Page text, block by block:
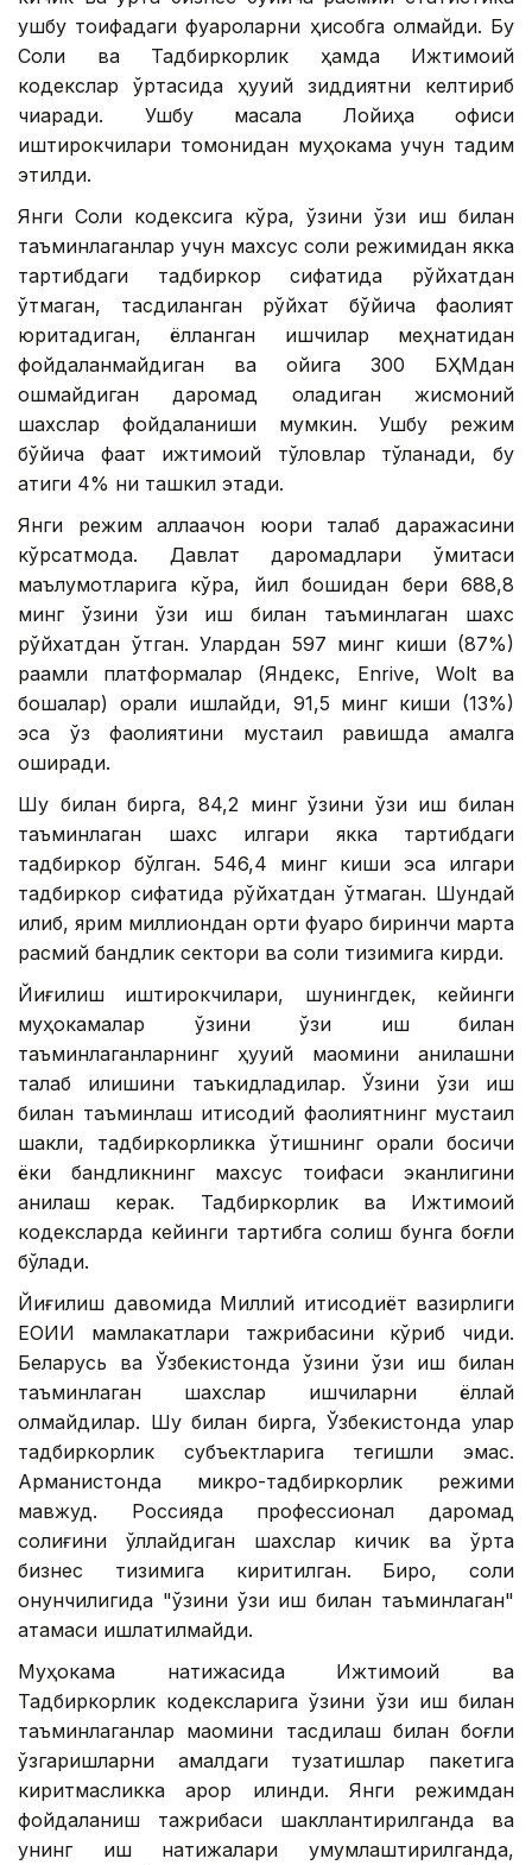
ушбу тоифадаги фуқароларни ҳисобга олмайди. Бу
Солиқ ва Тадбиркорлик ҳамда Ижтимоий
кодекслар ўртасида ҳуқуқий зиддиятни келтириб
чиқаради. Ушбу масала Лойиҳа офиси
иштирокчилари томонидан муҳокама учун тақдим
этилди.
Янги Солиқ кодексига кўра, ўзини ўзи иш билан
таъминлаганлар учун махсус солиқ режимидан якка
тартибдаги тадбиркор сифатида рўйхатдан
ўтмаган, тасдиқланган рўйхат бўйича фаолият
юритадиган, ёлланган ишчилар меҳнатидан
фойдаланмайдиган ва ойига 300 БҲМдан
ошмайдиган даромад оладиган жисмоний
шахслар фойдаланиши мумкин. Ушбу режим
бўйича фақат ижтимоий тўловлар тўланади, бу
атиги 4% ни ташкил этади.
Янги режим аллақачон юқори талаб даражасини
кўрсатмоқда. Давлат даромадлари қўмитаси
маълумотларига кўра, йил бошидан бери 688,8
минг ўзини ўзи иш билан таъминлаган шахс
рўйхатдан ўтган. Улардан 597 минг киши (87%)
рақамли платформалар (Яндекс, Enrive, Wolt ва
бошқалар) орқали ишлайди, 91,5 минг киши (13%)
эса ўз фаолиятини мустақил равишда амалга
оширади.
Шу билан бирга, 84,2 минг ўзини ўзи иш билан
таъминлаган шахс илгари якка тартибдаги
тадбиркор бўлган. 546,4 минг киши эса илгари
тадбиркор сифатида рўйхатдан ўтмаган. Шундай
қилиб, ярим миллиондан ортиқ фуқаро биринчи марта
расмий бандлик сектори ва солиқ тизимига кирди.
Йиғилиш иштирокчилари, шунингдек, кейинги
муҳокамалар ўзини ўзи иш билан
таъминлаганларнинг ҳуқуқий мақомини аниқлашни
талаб қилишини таъкидладилар. Ўзини ўзи иш
билан таъминлаш иқтисодий фаолиятнинг мустақил
шакли, тадбиркорликка ўтишнинг оралиқ босқичи
ёки бандликнинг махсус тоифаси эканлигини
аниқлаш керак. Тадбиркорлик ва Ижтимоий
кодексларда кейинги тартибга солиш бунга боғлиқ
бўлади.
Йиғилиш давомида Миллий иқтисодиёт вазирлиги
ЕОИИ мамлакатлари тажрибасини кўриб чиқди.
Беларусь ва Ўзбекистонда ўзини ўзи иш билан
таъминлаган шахслар ишчиларни ёллай
олмайдилар. Шу билан бирга, Ўзбекистонда улар
тадбиркорлик субъектларига тегишли эмас.
Арманистонда микро-тадбиркорлик режими
мавжуд. Россияда профессионал даромад
солиғини қўллайдиган шахслар кичик ва ўрта
бизнес тизимига киритилган. Бироқ, солиқ
қонунчилигида "ўзини ўзи иш билан таъминлаган"
атамаси ишлатилмайди.
Муҳокама натижасида Ижтимоий ва
Тадбиркорлик кодексларига ўзини ўзи иш билан
таъминлаганлар мақомини тасдиқлаш билан боғлиқ
ўзгаришларни амалдаги тузатишлар пакетига
киритмасликка қарор қилинди. Янги режимдан
фойдаланиш тажрибаси шакллантирилганда ва
унинг иш натижалари умумлаштирилганда,